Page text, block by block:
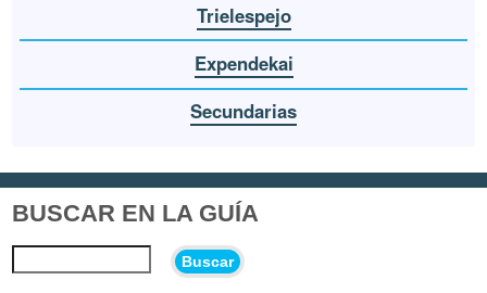
Trielespejo
Expendekai
Secundarias
BUSCAR EN LA GUÍA
Buscar